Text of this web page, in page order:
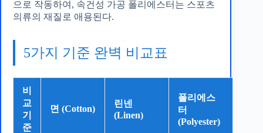
으로 작동하여, 속건성 가공 폴리에스터는 스포츠
의류의 재질로 애용된다.
5가지 기준 완벽 비교표
비
교
기
준
면 (Cotton)
린넨
(Linen)
폴리에스
터
(Polyester)